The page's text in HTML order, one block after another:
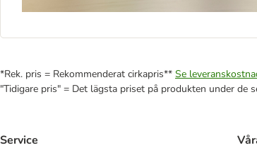
*Rek. pris = Rekommenderat cirkapris** Se
"Tidigare pris" = Det lägsta priset på produkten under de
Service